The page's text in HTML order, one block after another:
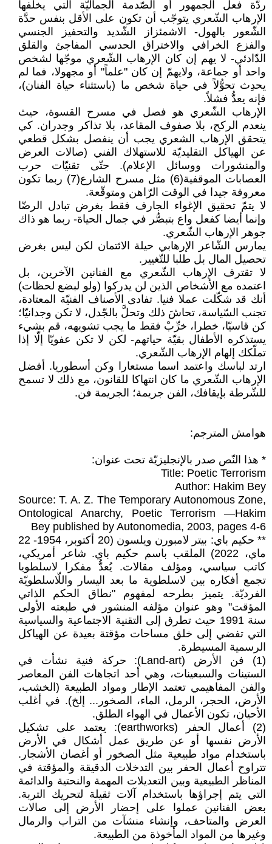
ردّة فعل الجمهور أو الصّدمة الجماليّة التي يخلِّفها
الإرهاب الشّعري يتوجّب أن تكون على الأقل بنفس حدَّة
الشّعور بالهول- الاشمئزاز الشّديد والتحفيز الجنسي
والفزع الخرافي والاختراق الحدسي المفاجئ والقلق
الدّادئي- لا يهم إن كان الإرهاب الشّعري موجّها لشخص
واحد أو جماعة، ولايهمّ إن كان "علماً" أو مجهولا، فما لم
يحدِث تحوُّلاً في حياة شخص ما (باستثناء حياة الفنان)،
فإنه يعدُّ فشلاً.
الإرهاب الشّعري هو فصل في مسرح القسوة، حيث
ينعدم الركح، بلا صفوف المقاعد، بلا تذاكر وجدران. كي
يتحقق الإرهاب الشعري يجب أن ينفصل بشكل قطعي
عن الهياكل التقليديّة للاستهلاك الفني (صالات العرض
والمنشورات ووسائل الإعلام). حتّى تقنيّات حرب
العصابات الموقفية(6) مثل مسرح الشارع(7) ربما تكون
معروفة جيدا في الوقت الرّاهن ومتوقّعة.
لا يتمّ تحقيق الإغواء الجارف فقط بغرض تبادل الرضّا
وإنما أيضا كفعل واع بتبصُّر في جمال الحياة- ربما هو ذاك
جوهر الإرهاب الشّعري.
يمارس الشّاعر الإرهابي حيلة الائتمان لكن ليس بغرض
تحصيل المال بل طلبا للتّغيير.
لا تقترف الإرهاب الشّعري مع الفنانين الآخرين، بل
اعتمده مع الأشخاص الذين لن يدركوا (ولو لبضع لحظات)
أنك قد شكّلت عملا فنيا. تفادى الأصناف الفنيّة المعتادة،
تجنب السّياسة، تحاشَ ذلك وتحلَّ بالجّدل، لا تكن وجدانيّا؛
كن قاسيّا، خطرا، خرِّبْ فقط ما يجب تشويهه، قم بشيء
يستذكره الأطفال بقيّة حياتهم- لكن لا تكن عفويّا إلّا إذا
تملّكك إلهام الإرهاب الشّعري.
ارتد لباسك واعتمد اسما مستعارا وكن أسطوريا. أفضل
الإرهاب الشّعري ما كان انتهاكا للقانون، مع ذلك لا تسمح
للشّرطة بإيقافك، الفن جريمة؛ الجريمة فن.
هوامش المترجم:
* هذا النّص صدر بالإنجليزيّة تحت عنوان:
Title: Poetic Terrorism
Author: Hakim Bey
Source: T. A. Z. The Temporary Autonomous Zone,
Ontological Anarchy, Poetic Terrorism —Hakim
Bey published by Autonomedia, 2003, pages 4-6
** حكيم باي: بيتر لامبورن ويلسون (20 أكتوبر، 1954- 22
ماي، 2022) الملقب باسم حكيم باي. شاعر أمريكي،
كاتب سياسي، ومؤلف مقالات. يُعدُّ مفكرا لاسلطويا
تجمع أفكاره بين لاسلطوية ما بعد اليسار واللّاسلطويّة
الفرديّة. يتميز بطرحه لمفهوم "نطاق الحكم الذاتي
المؤقت" وهو عنوان مؤلفه المنشور في طبعته الأولى
سنة 1991 حيث تطرق إلى التقنية الاجتماعية والسياسية
التي تفضي إلى خلق مساحات مؤقتة بعيدة عن الهياكل
الرسمية المسيطرة.
(1) فن الأرض (Land-art): حركة فنية نشأت في
الستينات والسبعينات، وهي أحد اتجاهات الفن المعاصر
والفن المفاهيمي تعتمد الإطار ومواد الطبيعة (الخشب،
الأرض، الحجر، الرمل، الماء، الصخور... إلخ). في أغلب
الأحيان، تكون الأعمال في الهواء الطلق.
(2) أعمال الحفر (earthworks): يعتمد على تشكيل
الأرض نفسها أو عن طريق عمل أشكال في الأرض
باستخدام مواد طبيعية مثل الصخور أو أغصان الأشجار.
تتراوح أعمال الحفر بين التدخلات الدقيقة والمؤقتة في
المناظر الطبيعية وبين التعديلات المهمة والنحتية والدائمة
التي يتم إجراؤها باستخدام آلات ثقيلة لتحريك التربة.
بعض الفنانين عملوا على إحضار الأرض إلى صالات
العرض والمتاحف، وإنشاء منشآت من التراب والرمال
وغيرها من المواد المأخوذة من الطبيعة.